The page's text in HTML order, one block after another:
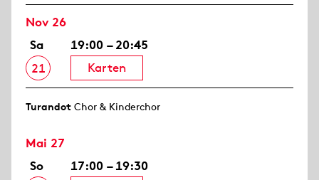
Nov 26
Sa
21
19:00 – 20:45
Karten
Turandot Chor & Kinderchor
Mai 27
So
17:00 – 19:30